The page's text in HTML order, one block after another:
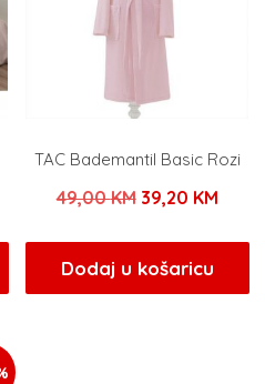
KM.
TAC Bademantil Basic Rozi
49,00KM Izvorna
bila
je:
39,20 KM
Dodaj u košaricu